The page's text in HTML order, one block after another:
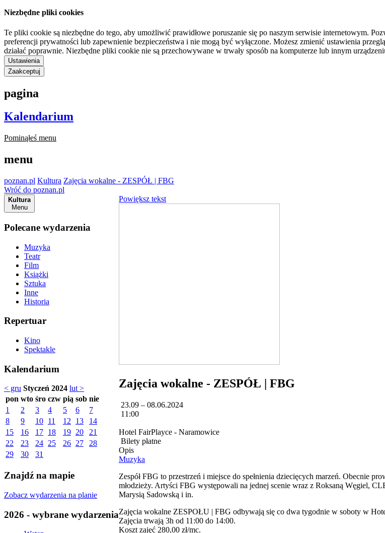
Niezbędne pliki cookies
Te pliki cookie są niezbędne do tego, aby umożliwić prawidłowe poruszanie się po naszym serwisie internetowym.
preferencji prywatności lub zapewnienie bezpieczeństwa i nie mogą być wyłączone. Możesz zmienić ustawienia
działać poprawnie. Niezbędne pliki cookie nie są przechowywane w trwały sposób na komputerze lub innym
Ustawienia
Zaakceptuj
pagina
Kalendarium
Pominąłeś menu
menu
poznan.pl Kultura Zajęcia wokalne - ZESPÓŁ | FBG
Wróć do poznan.pl
Kultura
Menu
Polecane wydarzenia
Muzyka
Teatr
Film
Książki
Sztuka
Inne
Historia
Repertuar
Kino
Spektakle
Kalendarium
< gru Styczeń 2024 lut >
pon wto śro czw pią sob nie
1
2 3 4 5 6
7
8
9 10 11 12 13
14
15
16 17 18 19 20
21
22
23 24 25 26 27
28
29
30 31
Znajdź na mapie
Zobacz wydarzenia na planie
2026 - wybrane wydarzenia
Powiększ tekst
Zajęcia wokalne - ZESPÓŁ | FBG
23.09 – 08.06.2024
11:00
Hotel FairPlayce - Naramowice
Bilety płatne
Opis
Muzyka
Zespół FBG to przestrzeń i miejsce do spełnienia dziecięcych marzeń. Obecnie
młodzieży. Artyści FBG występowali na jednej scenie wraz z Roksaną Węgiel,
Marysią Sadowską i in.
Zajęcia wokalne ZESPOŁU | FBG odbywają się co dwa tygodnie w soboty w
Zajęcia trwają 3h od 11:00 do 14:00.
Koszt zajęć 280,00 zł/mc.